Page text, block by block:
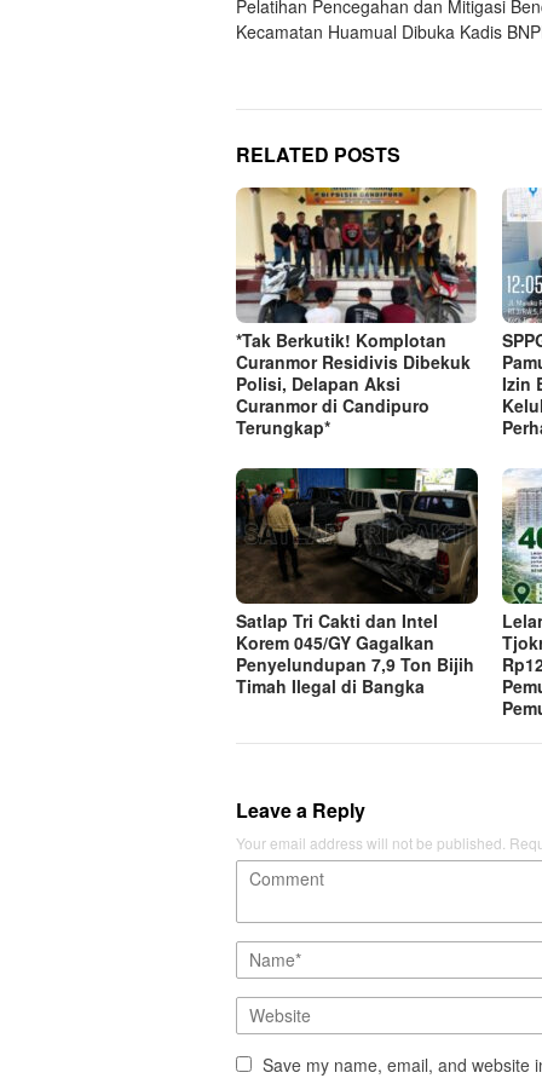
navigation
Pelatihan Pencegahan dan Mitigasi
Kecamatan Huamual Dibuka Kadis
RELATED POSTS
*Tak Berkutik! Komplotan
Curanmor Residivis Dibekuk
Polisi, Delapan Aksi
Curanmor di Candipuro
Terungkap*
Izin
Satlap Tri Cakti dan Intel
Korem 045/GY Gagalkan
Penyelundupan 7,9 Ton Bijih
Timah Ilegal di Bangka
Leave a Reply
Your email address will not be published.
Save my name, email, and website